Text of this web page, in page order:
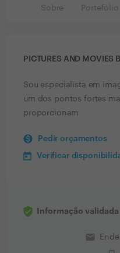
Sobre Portefólio
PICTURES AND MOVIES
Sou especialista em
um dos pontos fortes
proporcionam
Pedir orçamentos
Verificar
Informação validada
email